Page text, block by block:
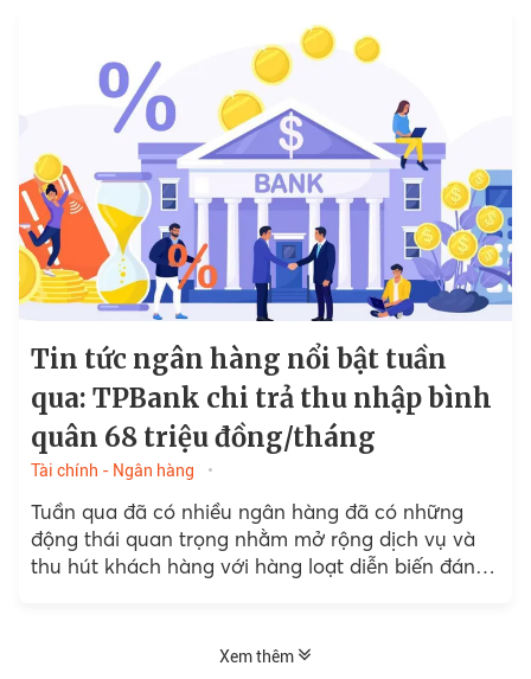
Tin tức ngân hàng nổi bật tuần
qua: TPBank chi trả thu nhập bình
quân 68 triệu đồng/tháng
Tài chính - Ngân hàng
Tuần qua đã có nhiều ngân hàng đã có những
động thái quan trọng nhằm mở rộng dịch vụ và
thu hút khách hàng với hàng loạt diễn biến đáng
Xem thêm